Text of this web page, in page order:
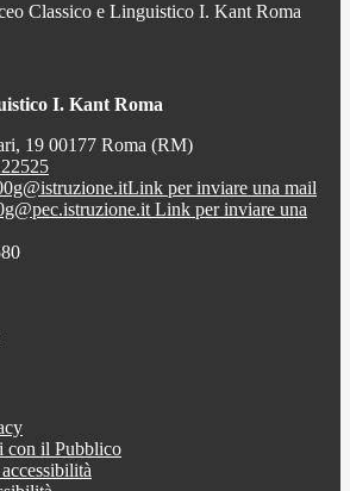
Classico e Linguistico I. Kant Roma
I. Kant Roma
19 00177 Roma (RM)
Link per inviare una mail
Link per inviare una
con il Pubblico